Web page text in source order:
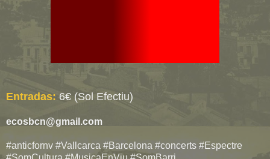
Entradas: 6€ (Sol Efectiu)
ecosbcn@gmail.com
#anticfornv #Vallcarca #Barcelona #concerts #Espectre